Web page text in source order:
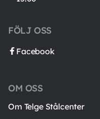
FÖLJ OSS
Facebook
OM OSS
Om Telge Stålcenter